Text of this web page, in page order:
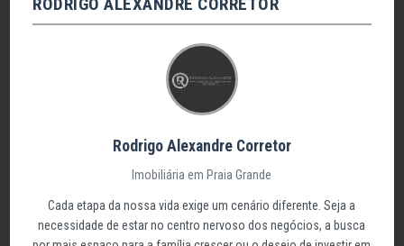
RODRIGO ALEXANDRE CORRETOR
Rodrigo Alexandre Corretor
Imobiliária em Praia Grande
Cada etapa da nossa vida exige um cenário diferente. Seja a
necessidade de estar no centro nervoso dos negócios, a busca